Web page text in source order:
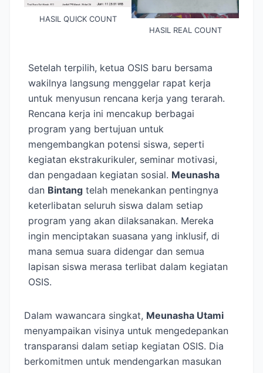
HASIL QUICK COUNT
HASIL REAL COUNT
Setelah terpilih, ketua OSIS baru bersama
wakilnya langsung menggelar rapat kerja
untuk menyusun rencana kerja yang terarah.
Rencana kerja ini mencakup berbagai
program yang bertujuan untuk
mengembangkan potensi siswa, seperti
kegiatan ekstrakurikuler, seminar motivasi,
dan pengadaan kegiatan sosial. Meunasha
dan Bintang telah menekankan pentingnya
keterlibatan seluruh siswa dalam setiap
program yang akan dilaksanakan. Mereka
ingin menciptakan suasana yang inklusif, di
mana semua suara didengar dan semua
lapisan siswa merasa terlibat dalam kegiatan
OSIS.
Dalam wawancara singkat, Meunasha Utami
menyampaikan visinya untuk mengedepankan
transparansi dalam setiap kegiatan OSIS. Dia
berkomitmen untuk mendengarkan masukan